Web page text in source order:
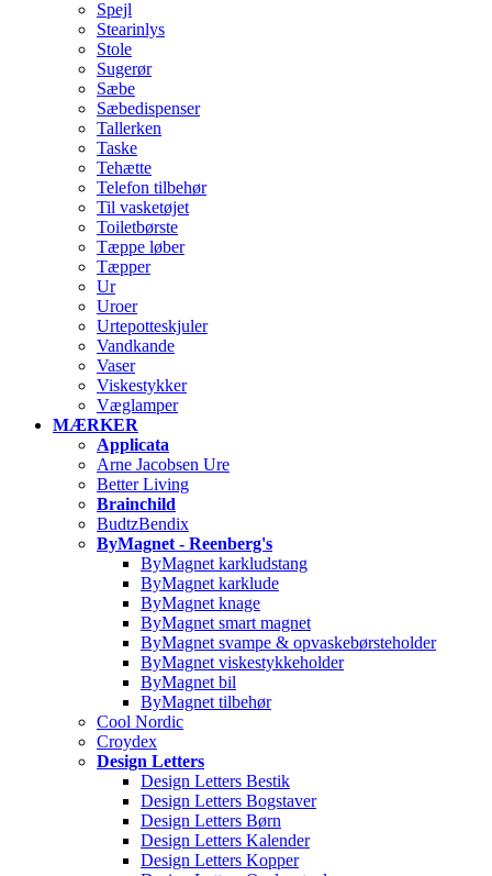
Spejl
Stearinlys
Stole
Sugerør
Sæbe
Sæbedispenser
Tallerken
Taske
Tehætte
Telefon tilbehør
Til vasketøjet
Toiletbørste
Tæppe løber
Tæpper
Ur
Uroer
Urtepotteskjuler
Vandkande
Vaser
Viskestykker
Væglamper
MÆRKER
Applicata
Arne Jacobsen Ure
Better Living
Brainchild
BudtzBendix
ByMagnet - Reenberg's
ByMagnet karkludstang
ByMagnet karklude
ByMagnet knage
ByMagnet smart magnet
ByMagnet svampe & opvaskebørsteholder
ByMagnet viskestykkeholder
ByMagnet bil
ByMagnet tilbehør
Cool Nordic
Croydex
Design Letters
Design Letters Bestik
Design Letters Bogstaver
Design Letters Børn
Design Letters Kalender
Design Letters Kopper